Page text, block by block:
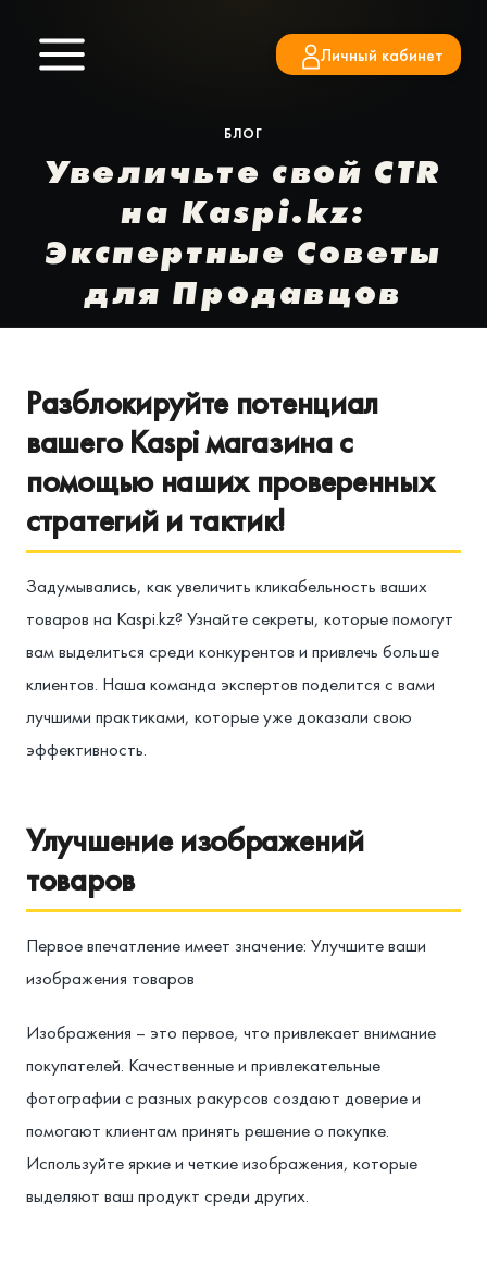
содержимому
Личный кабинет
БЛОГ
Увеличьте свой CTR
на Kaspi.kz:
Экспертные Советы
для Продавцов
Разблокируйте потенциал
вашего Kaspi магазина с
помощью наших проверенных
стратегий и тактик!
Задумывались, как увеличить кликабельность ваших
товаров на Kaspi.kz? Узнайте секреты, которые помогут
вам выделиться среди конкурентов и привлечь больше
клиентов. Наша команда экспертов поделится с вами
лучшими практиками, которые уже доказали свою
эффективность.
Улучшение изображений
товаров
Первое впечатление имеет значение: Улучшите ваши
изображения товаров
Изображения – это первое, что привлекает внимание
покупателей. Качественные и привлекательные
фотографии с разных ракурсов создают доверие и
помогают клиентам принять решение о покупке.
Используйте яркие и четкие изображения, которые
выделяют ваш продукт среди других.